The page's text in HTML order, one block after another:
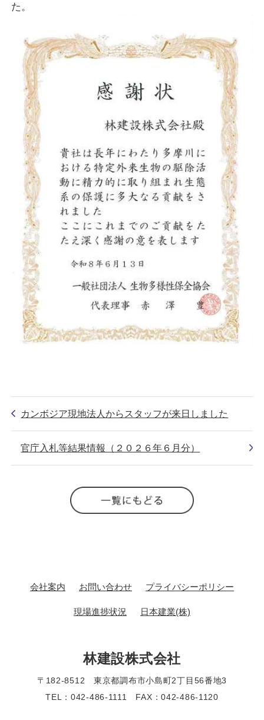
た。
カンボジア現地法人からスタッフが来日しました
官庁入札等結果情報（２０２６年６月分）
会社案内 お問い合わせ プライバシーポリシー
現場進捗状況 日本建業(株)
林建設株式会社
〒182-8512 東京都調布市小島町2丁目56番地3
TEL：042-486-1111 FAX：042-486-1120